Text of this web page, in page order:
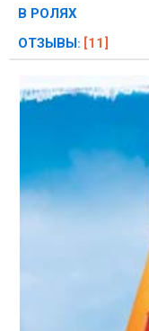
В РОЛЯХ
ОТЗЫВЫ: [11]